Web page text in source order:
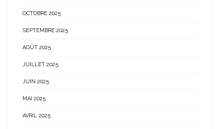
OCTOBRE 2025
SEPTEMBRE 2025
AOÛT 2025
JUILLET 2025
JUIN 2025
MAI 2025
AVRIL 2025